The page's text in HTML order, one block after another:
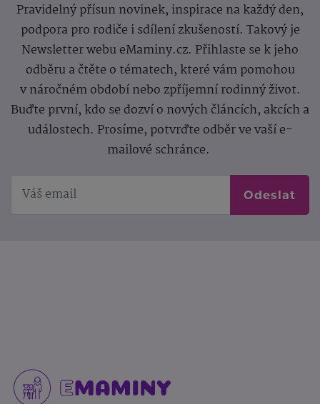
Pravidelný přísun novinek, inspirace na každý den,
podpora pro rodiče i sdílení zkušeností. Takový je
Newsletter webu eMaminy.cz. Přihlaste se k jeho
odběru a čtěte o tématech, které vám pomohou
v náročném období nebo zpříjemní rodinný život.
Buďte první, kdo se dozví o nových článcích, akcích a
událostech. Prosíme, potvrďte odběr ve vaší e-
mailové schránce.
Odeslat